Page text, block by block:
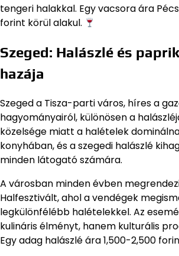
tengeri halakkal. Egy vacsora ára
forint körül alakul.
Szeged: Halászlé és
hazája
Szeged a Tisza-parti város, híres a
hagyományairól, különösen a
közelsége miatt a halételek
konyhában, és a szegedi halászlé
minden látogató számára.
A városban minden évben
Halfesztivált, ahol a vendégek
legkülönfélébb halételekkel. Az
kulináris élményt, hanem kulturális
Egy adag halászlé ára 1,500-2,500